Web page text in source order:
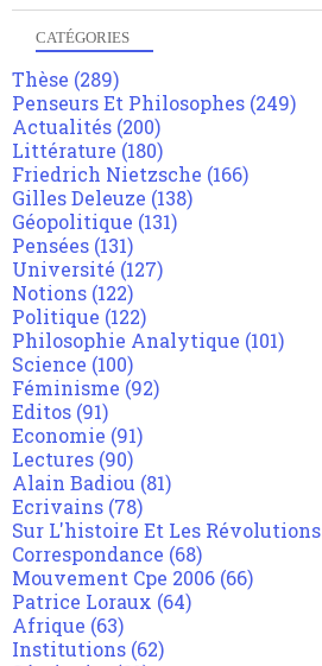
CATÉGORIES
Thèse (289)
Penseurs Et Philosophes (249)
Actualités (200)
Littérature (180)
Friedrich Nietzsche (166)
Gilles Deleuze (138)
Géopolitique (131)
Pensées (131)
Université (127)
Notions (122)
Politique (122)
Philosophie Analytique (101)
Science (100)
Féminisme (92)
Editos (91)
Economie (91)
Lectures (90)
Alain Badiou (81)
Ecrivains (78)
Sur L'histoire Et Les Révolutions
Correspondance (68)
Mouvement Cpe 2006 (66)
Patrice Loraux (64)
Afrique (63)
Institutions (62)